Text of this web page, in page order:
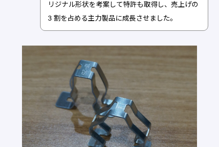
リジナル形状を考案して特許も取得し、売上げの
3 割を占める主力製品に成長させました。